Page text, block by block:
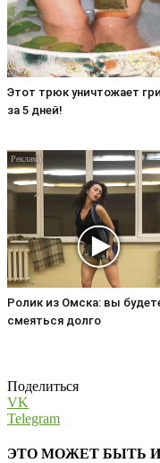
Этот трюк уничтожает
за 5 дней!
Ролик из Омска: вы
смеяться долго
Поделиться
VK
Telegram
ЭТО МОЖЕТ БЫТЬ